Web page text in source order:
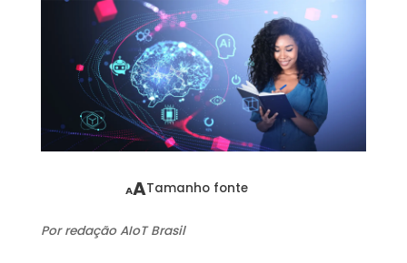
AATamanho fonte
Por redação AIoT Brasil